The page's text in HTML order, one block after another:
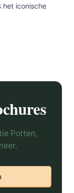
het iconische
Potten,